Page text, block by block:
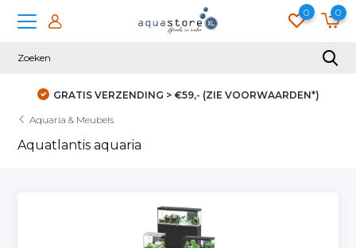
0 0
GRATIS VERZENDING > €59,- (ZIE VOORWAARDEN*)
Aquaria & Meubels
Aquatlantis aquaria